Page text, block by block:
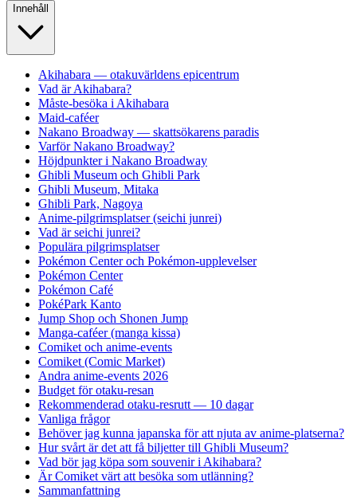
Innehåll
Akihabara — otakuvärldens epicentrum
Vad är Akihabara?
Måste-besöka i Akihabara
Maid-caféer
Nakano Broadway — skattsökarens paradis
Varför Nakano Broadway?
Höjdpunkter i Nakano Broadway
Ghibli Museum och Ghibli Park
Ghibli Museum, Mitaka
Ghibli Park, Nagoya
Anime-pilgrimsplatser (seichi junrei)
Vad är seichi junrei?
Populära pilgrimsplatser
Pokémon Center och Pokémon-upplevelser
Pokémon Center
Pokémon Café
PokéPark Kanto
Jump Shop och Shonen Jump
Manga-caféer (manga kissa)
Comiket och anime-events
Comiket (Comic Market)
Andra anime-events 2026
Budget för otaku-resan
Rekommenderad otaku-resrutt — 10 dagar
Vanliga frågor
Behöver jag kunna japanska för att njuta av anime-platserna?
Hur svårt är det att få biljetter till Ghibli Museum?
Vad bör jag köpa som souvenir i Akihabara?
Är Comiket värt att besöka som utlänning?
Sammanfattning